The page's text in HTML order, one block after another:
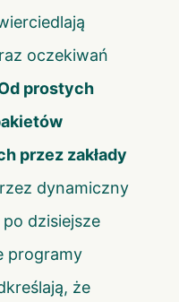
oczekiwań
prostych
przez zakłady
dynamiczny
dzisiejsze
programy
że